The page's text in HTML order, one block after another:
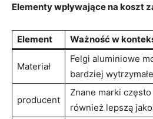
Elementy ⁢wpływające na koszt
Element Ważność‌ w
Materiał
Felgi aluminiowe
bardziej
producent
Znane ‌marki
również lepszą